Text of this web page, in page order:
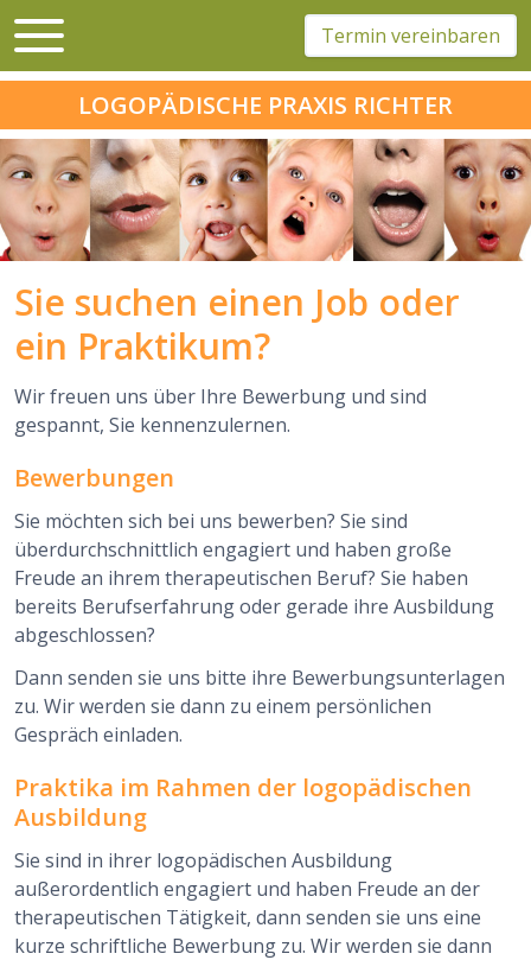
Termin vereinbaren
Überblick Behandlungen Praxis Borna
Fachpraxis Leipzig Leistungen Team
Aktuelles
LOGOPÄDISCHE PRAXIS RICHTER
Sie suchen einen Job oder
ein Praktikum?
Wir freuen uns über Ihre Bewerbung und sind
gespannt, Sie kennenzulernen.
Bewerbungen
Sie möchten sich bei uns bewerben? Sie sind
überdurchschnittlich engagiert und haben große
Freude an ihrem therapeutischen Beruf? Sie haben
bereits Berufserfahrung oder gerade ihre Ausbildung
abgeschlossen?
Dann senden sie uns bitte ihre Bewerbungsunterlagen
zu. Wir werden sie dann zu einem persönlichen
Gespräch einladen.
Praktika im Rahmen der logopädischen
Ausbildung
Sie sind in ihrer logopädischen Ausbildung
außerordentlich engagiert und haben Freude an der
therapeutischen Tätigkeit, dann senden sie uns eine
kurze schriftliche Bewerbung zu. Wir werden sie dann